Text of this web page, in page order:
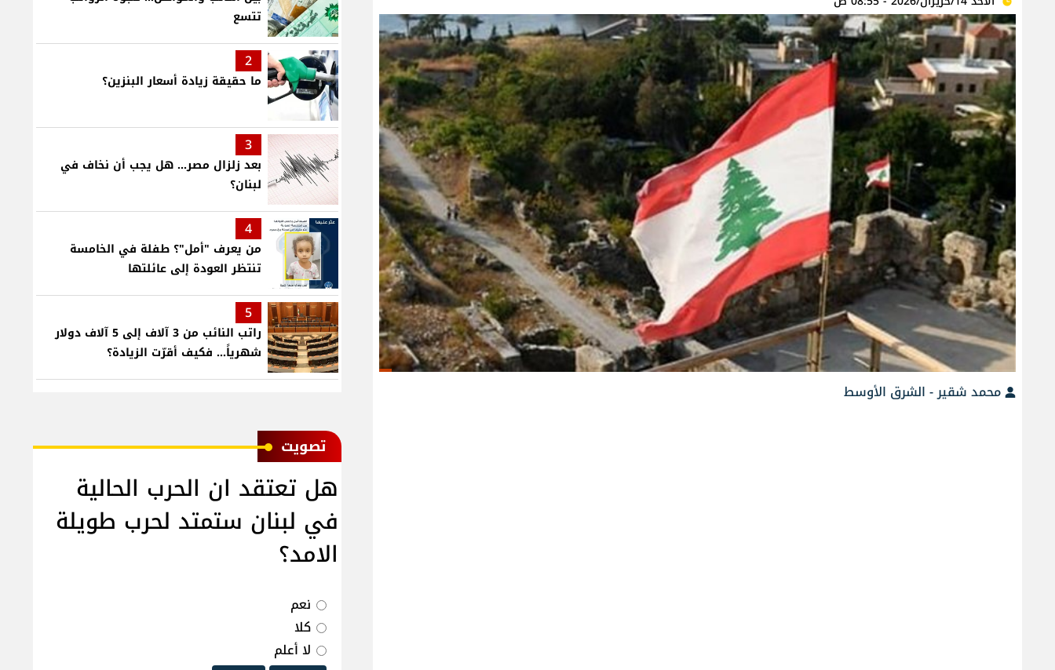
محمد شقير - الشرق الأوسط
تتسع
2
ما حقيقة زيادة أسعار البنزين؟
3
بعد زلزال مصر... هل يجب أن نخاف في
لبنان؟
4
من يعرف "أمل"؟ طفلة في الخامسة
تنتظر العودة إلى عائلتها
5
راتب النائب من 3 آلاف إلى 5 آلاف دولار
شهرياً... فكيف أقرّت الزيادة؟
ﺗﺼﻮﻳﺖ
هل تعتقد ان الحرب الحالية
في لبنان ستمتد لحرب طويلة
الامد؟
نعم
كلا
لا أعلم